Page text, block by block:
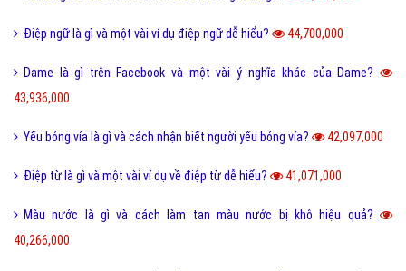
Điệp ngữ là gì và một vài ví dụ điệp ngữ dễ hiểu? 44,700,000
Dame là gì trên Facebook và một vài ý nghĩa khác của Dame?
43,936,000
Yếu bóng vía là gì và cách nhận biết người yếu bóng vía? 42,097,000
Điệp từ là gì và một vài ví dụ về điệp từ dễ hiểu? 41,071,000
Màu nước là gì và cách làm tan màu nước bị khô hiệu quả?
40,266,000